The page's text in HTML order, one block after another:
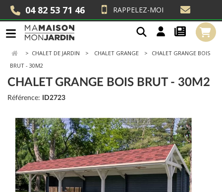
04 82 53 71 46 RAPPELEZ-MOI
> CHALET DE JARDIN CHALET GRANGE
CHALET GRANGE BOIS
BRUT - 30M2
CHALET GRANGE BOIS BRUT - 30M2
Référence: ID2723